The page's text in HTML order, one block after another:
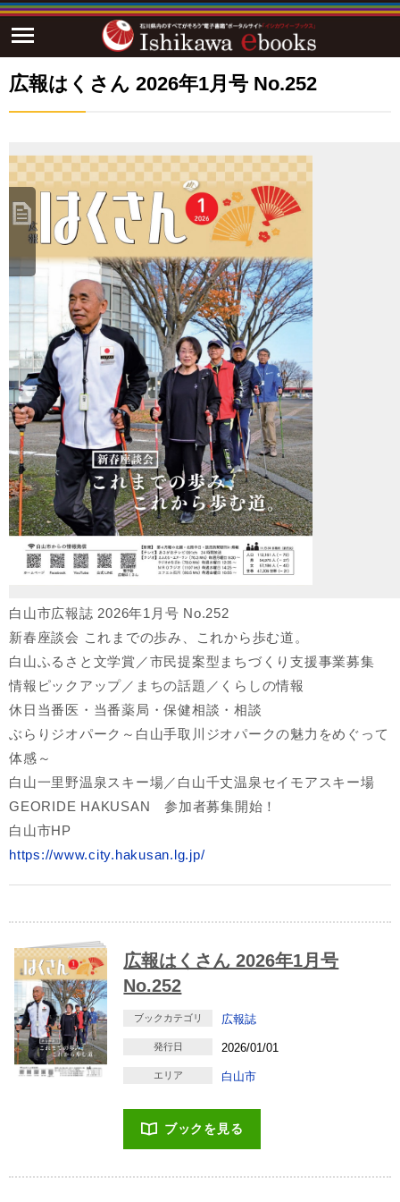
広報はくさん 2026年1月号 No.252
白山市広報誌 2026年1月号 No.252
新春座談会 これまでの歩み、これから歩む道。
白山ふるさと文学賞／市民提案型まちづくり支援事業募集
情報ピックアップ／まちの話題／くらしの情報
休日当番医・当番薬局・保健相談・相談
ぶらりジオパーク～白山手取川ジオパークの魅力をめぐって
体感～
白山一里野温泉スキー場／白山千丈温泉セイモアスキー場
GEORIDE HAKUSAN 参加者募集開始！
白山市HP
https://www.city.hakusan.lg.jp/
広報はくさん 2026年1月号
No.252
ブックカテゴリ 広報誌
発行日 2026/01/01
エリア 白山市
ブックを見る